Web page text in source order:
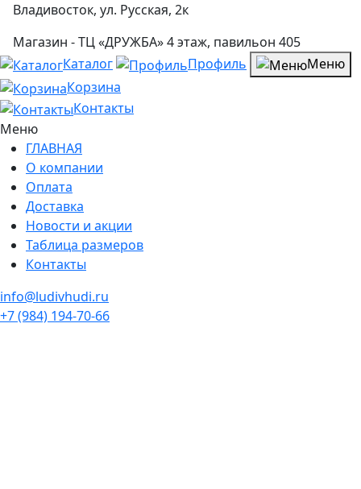
Владивосток, ул. Русская, 2к
Магазин - ТЦ «ДРУЖБА» 4 этаж, павильон 405
Каталог
Профиль
Меню
Корзина
Контакты
Меню
ГЛАВНАЯ
О компании
Оплата
Доставка
Новости и акции
Таблица размеров
Контакты
info@ludivhudi.ru
+7 (984) 194-70-66